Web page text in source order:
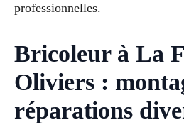
professionnelles.
Bricoleur à La
Oliviers :
réparations